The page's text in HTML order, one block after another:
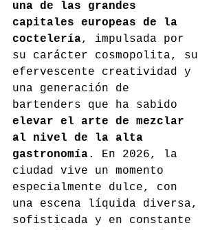
una de las grandes
capitales europeas de la
coctelería, impulsada por
su carácter cosmopolita, su
efervescente creatividad y
una generación de
bartenders que ha sabido
elevar el arte de mezclar
al nivel de la alta
gastronomía. En 2026, la
ciudad vive un momento
especialmente dulce, con
una escena líquida diversa,
sofisticada y en constante